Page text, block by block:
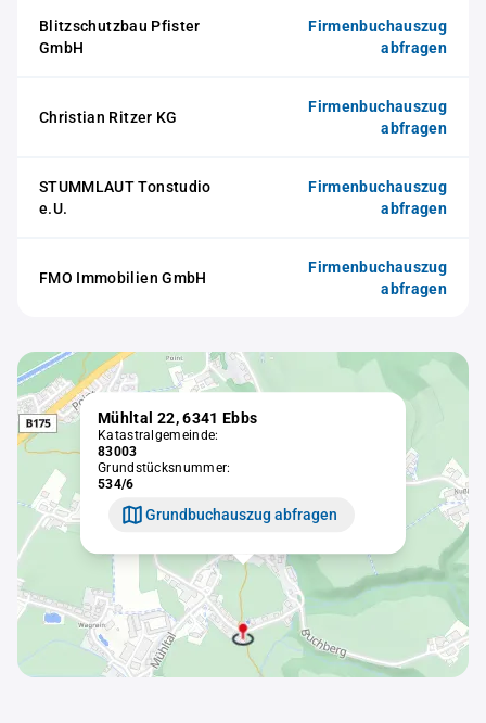
Blitzschutzbau Pfister
GmbH
Firmenbuchauszug
abfragen
Christian Ritzer KG
Firmenbuchauszug
abfragen
STUMMLAUT Tonstudio
e.U.
Firmenbuchauszug
abfragen
FMO Immobilien GmbH
Firmenbuchauszug
abfragen
Mühltal 22, 6341 Ebbs
Katastralgemeinde:
83003
Grundstücksnummer:
534/6
Grundbuchauszug abfragen